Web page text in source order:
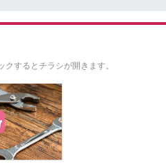
クするとチラシが開きます。